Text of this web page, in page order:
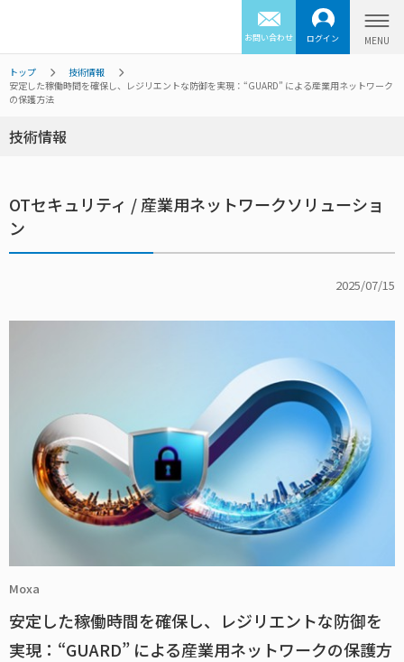
お問い合わせ ログイン
トップ
技術情報
安定した稼働時間を確保し、レジリエントな防御を実現：“GUARD” による産業用ネットワーク
の保護方法
技術情報
OTセキュリティ / 産業用ネットワークソリューショ
ン
2025/07/15
Moxa
安定した稼働時間を確保し、レジリエントな防御を
実現：“GUARD” による産業用ネットワークの保護方